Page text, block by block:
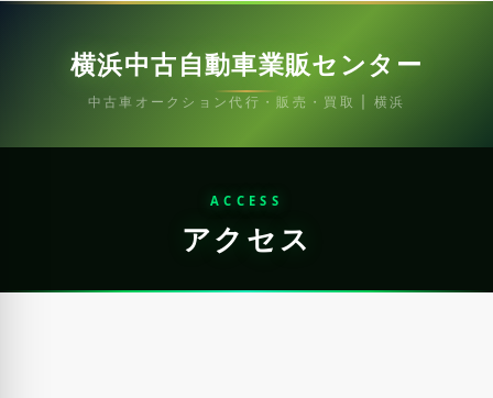
横浜中古自動車業販センター
中古車オークション代行・販売・買取 | 横浜
ACCESS
アクセス